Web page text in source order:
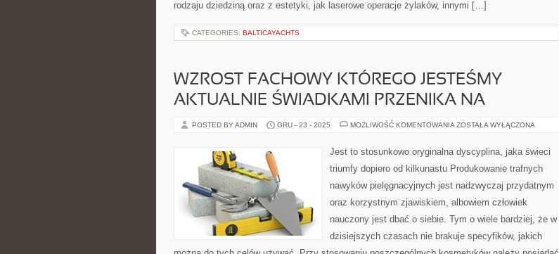
rodzaju dziedziną oraz z estetyki, jak laserowe operacje żylaków, innymi […]
CATEGORIES: BALTICAYACHTS
WZROST FACHOWY KTÓREGO JESTEŚMY
AKTUALNIE ŚWIADKAMI PRZENIKA NA
POSTED BY ADMIN GRU - 23 - 2025 MOŻLIWOŚĆ KOMENTOWANIA WZROST
JESTEŚMY
AKTUALNIE
PRZENIKA
ZOSTAŁA WYŁĄCZONA
Jest to stosunkowo oryginalna dyscyplina, jaka świeci
triumfy dopiero od kilkunastu Produkowanie trafnych
nawyków pielęgnacyjnych jest nadzwyczaj przydatnym
oraz korzystnym zjawiskiem, albowiem człowiek
nauczony jest dbać o siebie. Tym o wiele bardziej, że w
dzisiejszych czasach nie brakuje specyfików, jakich